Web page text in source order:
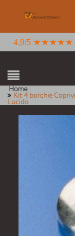
4,9/5 ★★★★★
Home
Kit 4 borchie
Lucido